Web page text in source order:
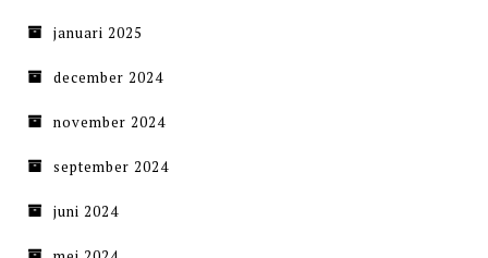
januari 2025
december 2024
november 2024
september 2024
juni 2024